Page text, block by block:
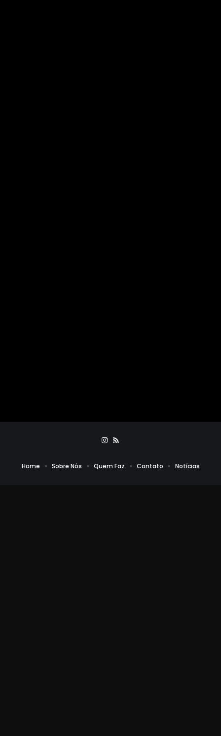
Home Sobre Nós Quem Faz Contato Notícias